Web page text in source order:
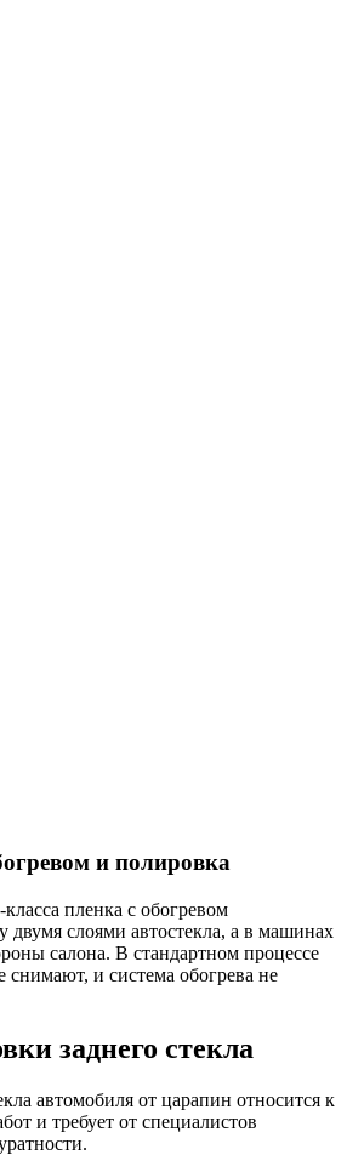
и полировка
пленка с обогревом
двумя слоями автостекла, а в машинах
салона. В стандартном процессе
снимают, и система обогрева не
заднего стекла
автомобиля от царапин относится к
и требует от специалистов